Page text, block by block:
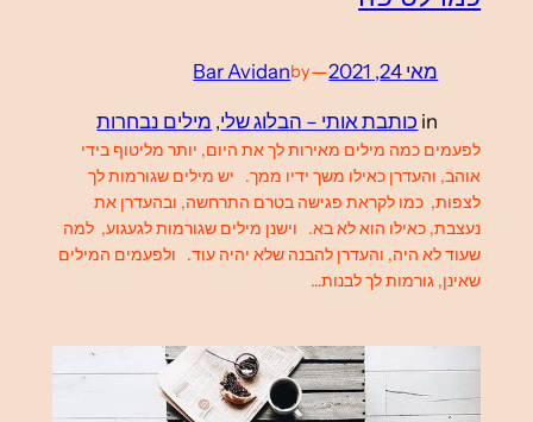
מאי 24, 2021 —
by
Bar Avidan
in כותבת אותי – הבלוג שלי, מילים נבחרות
לפעמים כמה מילים מאירות לך את היום, יותר מליטוף בידי
אוהב, והעדרן כאילו משך ידיו ממך. יש מילים שגורמות לך
לצפות, כמו לקראת פגישה בטרם התרחשה, ובהעדרן את
נעצבת, כאילו הוא לא בא. וישנן מילים שגורמות לגעגוע, למה
שעוד לא היה, והעדרן להבנה שלא יהיה עוד. ולפעמים המילים
שאינן, גורמות לך לבנות…